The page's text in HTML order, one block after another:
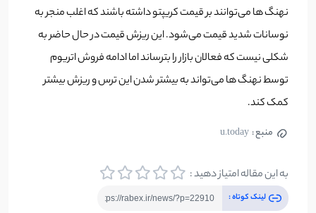
نهنگ ها می‌توانند بر قیمت کریپتو داشته باشند که اغلب منجر به
نوسانات شدید قیمت می‌شود. این ریزش قیمت در حال حاضر به
شکلی نیست که فعالان بازار را بترساند اما ادامه فروش اتریوم
توسط نهنگ ها می‌تواند به بیشتر شدن این ترس و ریزش بیشتر
کمک کند.
منبع : u.today
به این مقاله امتیاز دهید :
لینک کوتاه :